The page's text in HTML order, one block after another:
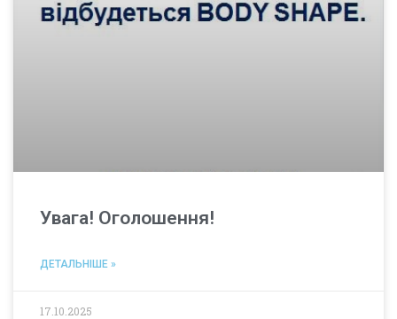
Увага! Оголошення!
ДЕТАЛЬНІШЕ »
17.10.2025